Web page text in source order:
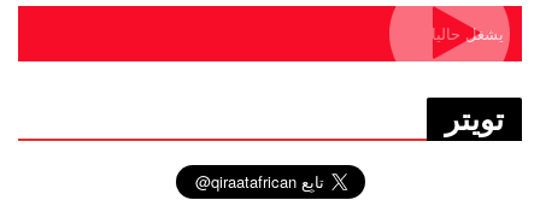
يشغل حاليا
تويتر